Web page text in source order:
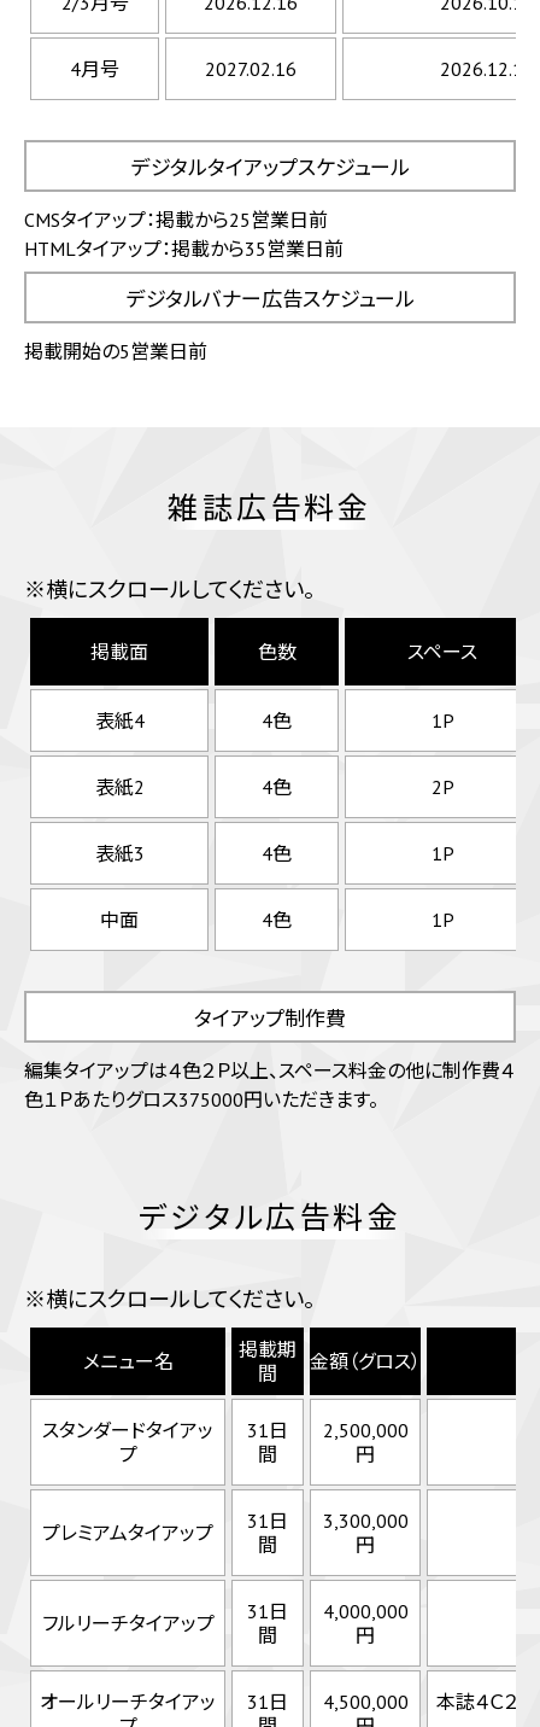
4月号 2027.02.16 2026.12.11
デジタルタイアップスケジュール
CMSタイアップ：掲載から25営業日前
HTMLタイアップ：掲載から35営業日前
デジタルバナー広告スケジュール
掲載開始の5営業日前
雑誌広告料金
※横にスクロールしてください。
掲載面 色数 スペース
表紙4 4色 1P
表紙2 4色 2P
表紙3 4色 1P
中面 4色 1P
タイアップ制作費
編集タイアップは４色２Ｐ以上、スペース料金の他に制作費４
色１Ｐあたりグロス375000円いただきます。
デジタル広告料金
※横にスクロールしてください。
メニュー名
掲載期
間
金額（グロス）
スタンダードタイアッ
プ
31日
間
2,500,000
円
プレミアムタイアップ
31日
間
3,300,000
円
フルリーチタイアップ
31日
間
4,000,000
円
オールリーチタイアッ
31日
4,500,000
本誌４Ｃ２